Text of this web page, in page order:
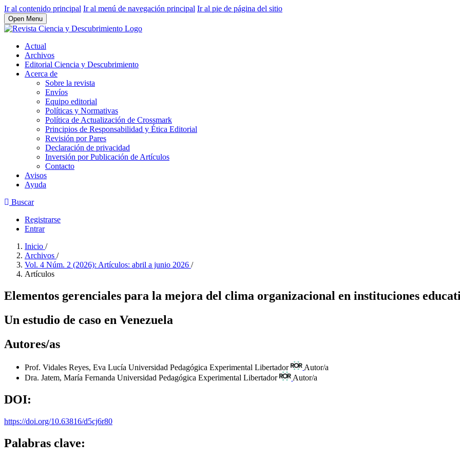
Ir al contenido principal Ir al menú de navegación principal Ir al pie de página del sitio
Open Menu
Actual
Archivos
Editorial Ciencia y Descubrimiento
Acerca de
Sobre la revista
Envíos
Equipo editorial
Políticas y Normativas
Política de Actualización de Crossmark
Principios de Responsabilidad y Ética Editorial
Revisión por Pares
Declaración de privacidad
Inversión por Publicación de Artículos
Contacto
Avisos
Ayuda
Buscar
Registrarse
Entrar
Inicio /
Archivos /
Vol. 4 Núm. 2 (2026): Artículos: abril a junio 2026 /
Artículos
Elementos gerenciales para la mejora del clima organizacional en instituciones
Un estudio de caso en Venezuela
Autores/as
Prof. Vidales Reyes, Eva Lucía Universidad Pedagógica Experimental Libertador
Autor/a
Dra. Jatem, María Fernanda Universidad Pedagógica Experimental Libertador Autor/a
DOI:
https://doi.org/10.63816/d5cj6r80
Palabras clave: